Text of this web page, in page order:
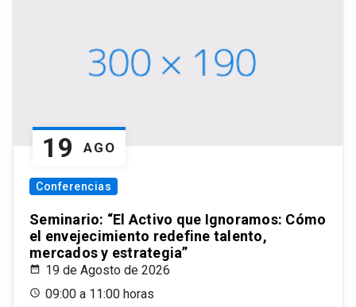
19 AGO
Conferencias
Seminario: “El Activo que Ignoramos: Cómo
el envejecimiento redefine talento,
mercados y estrategia”
19 de Agosto de 2026
09:00 a 11:00 horas